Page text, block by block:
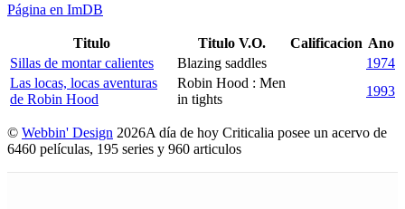
Página en ImDB
Titulo Titulo V.O. Calificacion Ano
Sillas de montar calientes
Blazing saddles
1974
Las locas, locas aventuras
de Robin Hood
Robin Hood : Men
in tights
1993
© Webbin' Design 2026A día de hoy Criticalia posee un acervo de
6460 películas, 195 series y 960 articulos